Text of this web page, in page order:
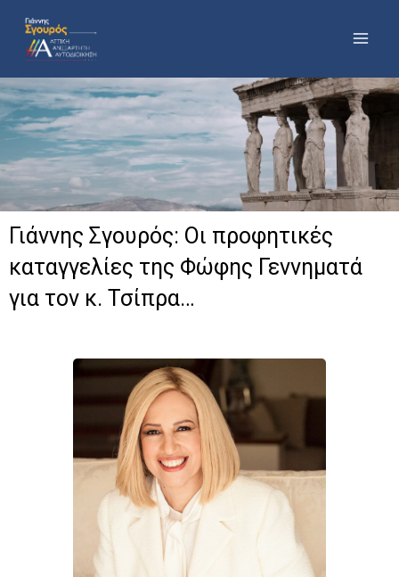
στο
περιεχόμενο
Γιάννης Σγουρός: Οι προφητικές
καταγγελίες της Φώφης Γεννηματά
για τον κ. Τσίπρα…